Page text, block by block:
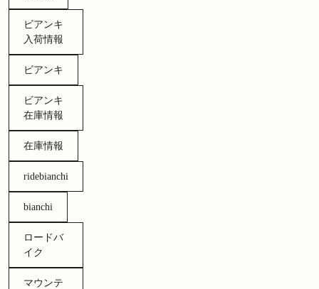
ビアンキ
入荷情報
ビアンキ
ビアンキ
在庫情報
在庫情報
ridebianchi
bianchi
ロードバ
イク
マウンテ